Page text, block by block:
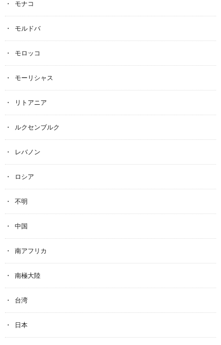
モナコ
モルドバ
モロッコ
モーリシャス
リトアニア
ルクセンブルク
レバノン
ロシア
不明
中国
南アフリカ
南極大陸
台湾
日本